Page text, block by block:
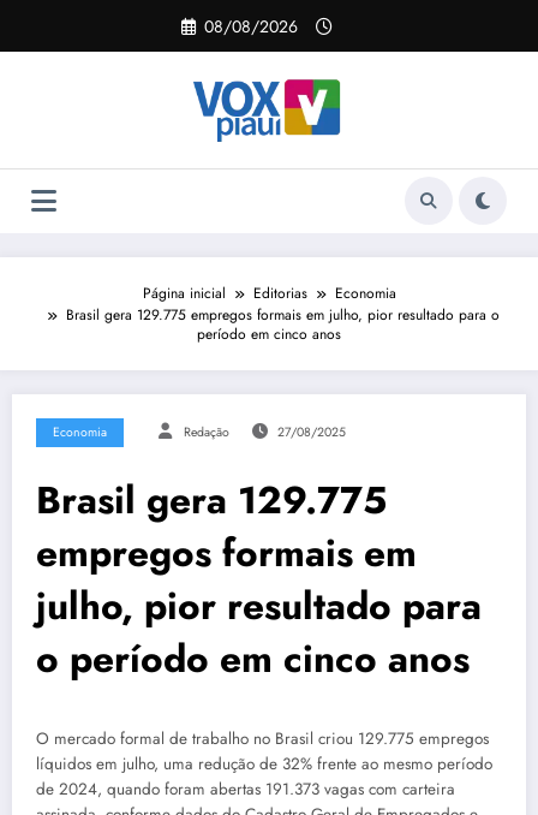
o
08/08/2026
Página inicial Editorias
Economia
Brasil gera 129.775 empregos formais em julho, pior resultado para o
período em cinco anos
Economia Redação 27/08/2025
Brasil gera 129.775
empregos formais em
julho, pior resultado para
o período em cinco anos
O mercado formal de trabalho no Brasil criou 129.775 empregos
líquidos em julho, uma redução de 32% frente ao mesmo período
de 2024, quando foram abertas 191.373 vagas com carteira